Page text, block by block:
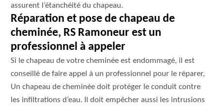
assurent l’étanchéité du chapeau.
Réparation et pose de chapeau de
cheminée, RS Ramoneur est un
professionnel à appeler
Si le chapeau de votre cheminée est endommagé, il est
conseillé de faire appel à un professionnel pour le réparer,
Un chapeau de cheminée doit protéger le conduit contre
les infiltrations d’eau. Il doit empêcher aussi les intrusions